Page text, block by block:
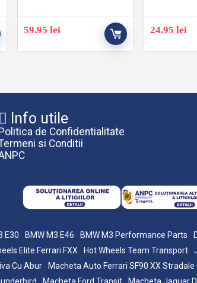
59.95lei 24.95lei
Info utile
Politica de Confidentialitate
si Conditii
E30 BMW M3 E46 BMW M3 Performance Parts
Elite Ferrari FXX Hot Wheels Team Transport
Cu Abur Macheta Auto Ferrari SF90 XX Stradale